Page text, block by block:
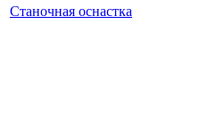
Станочная оснастка